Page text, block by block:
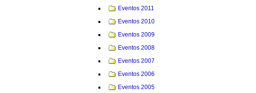
Eventos 2011
Eventos 2010
Eventos 2009
Eventos 2008
Eventos 2007
Eventos 2006
Eventos 2005